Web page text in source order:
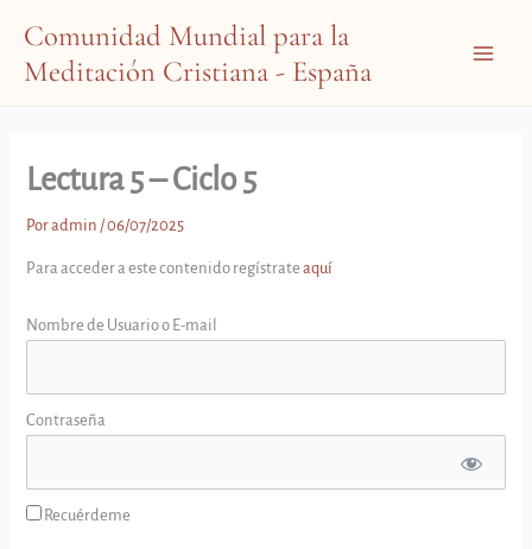
contenido
Comunidad Mundial para la
Meditación Cristiana - España
Lectura 5 – Ciclo 5
Poradmin /06/07/2025
Para acceder a este contenido regístrateaquí
Nombre de Usuario o E-mail
Contraseña
Recuérdeme